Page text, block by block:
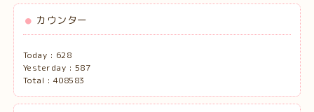
カウンター
Today : 628
Yesterday : 587
Total : 408583